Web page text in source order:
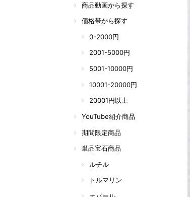
商品動画から探す
価格帯から探す
0-2000円
2001-5000円
5001-10000円
10001-20000円
20001円以上
YouTube紹介商品
期間限定商品
単品宝石商品
ルチル
トルマリン